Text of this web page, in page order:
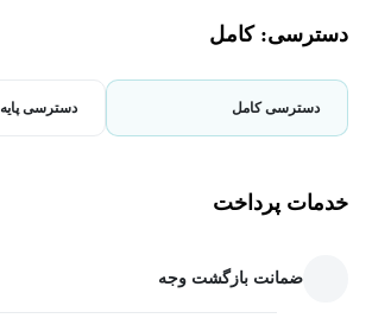
دسترسی: کامل
دسترسی کامل دسترسی پایه
خدمات پرداخت
ضمانت بازگشت وجه